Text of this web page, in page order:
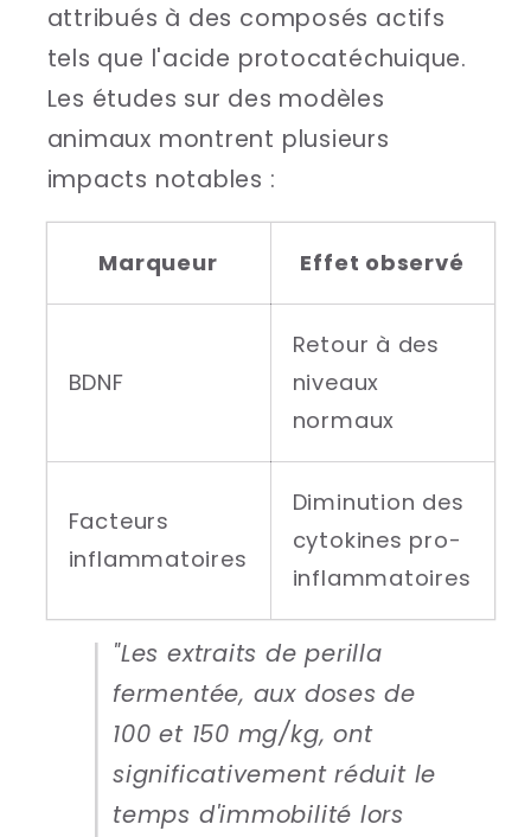
attribués à des composés actifs
tels que l'acide protocatéchuique.
Les études sur des modèles
animaux montrent plusieurs
impacts notables :
Marqueur Effet observé
BDNF
Retour à des
niveaux
normaux
Facteurs
inflammatoires
Diminution des
cytokines pro-
inflammatoires
"Les extraits de perilla
fermentée, aux doses de
100 et 150 mg/kg, ont
significativement réduit le
temps d'immobilité lors